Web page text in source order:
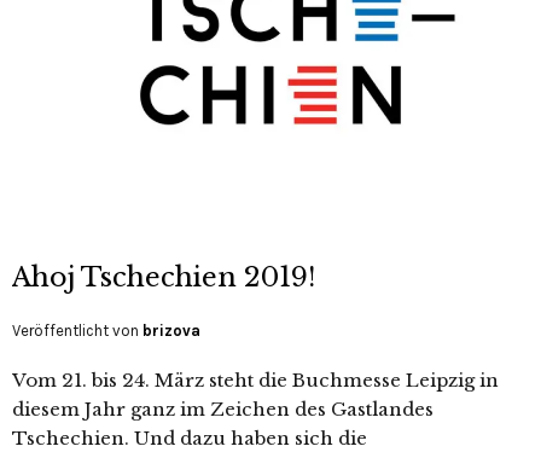
Ahoj Tschechien 2019!
Veröffentlicht von brizova
Vom 21. bis 24. März steht die Buchmesse Leipzig in
diesem Jahr ganz im Zeichen des Gastlandes
Tschechien. Und dazu haben sich die